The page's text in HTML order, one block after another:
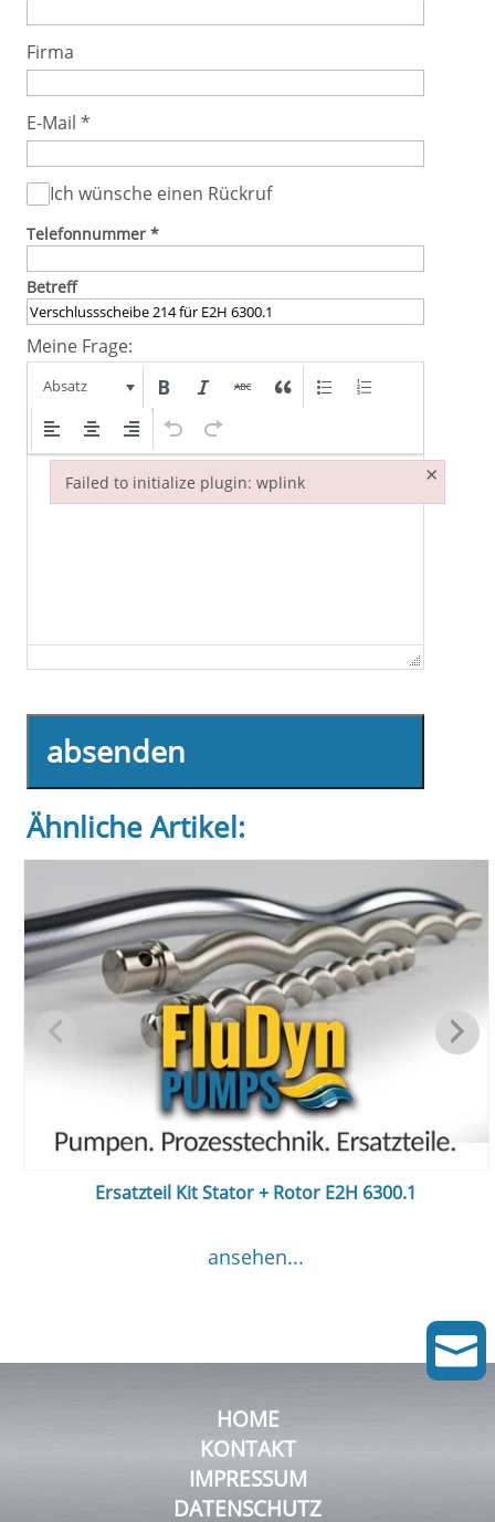
Firma
E-Mail *
Ich wünsche einen Rückruf
Telefonnummer *
Betreff
Meine Frage:
Absatz
absenden
Ähnliche Artikel:
Ersatzteil Kit Stator + Rotor E2H 6300.1
ansehen...
HOME
KONTAKT
IMPRESSUM
DATENSCHUTZ

Failed to initialize plugin: wplink ×
Failed to initialize plugin: wplink